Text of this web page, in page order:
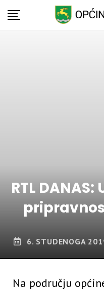
Skip
RTL
6. STUDENOGA
Na području